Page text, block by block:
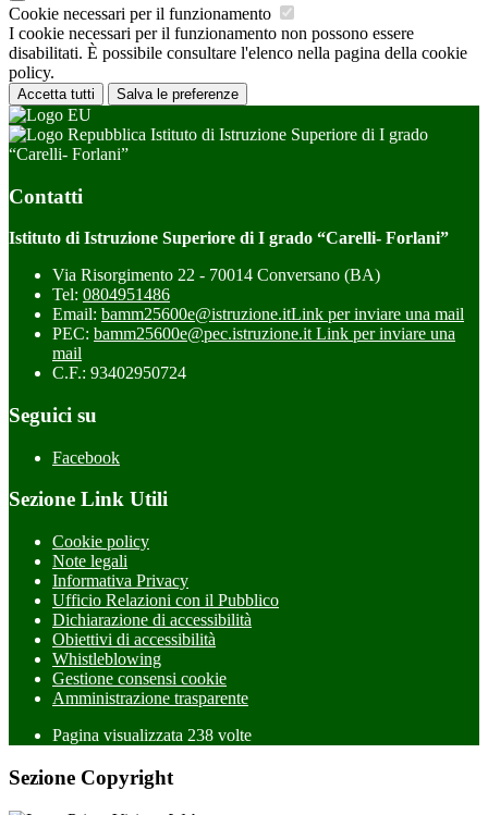
Cookie necessari per il funzionamento
I cookie necessari per il funzionamento non possono essere
disabilitati. È possibile consultare l'elenco nella pagina della cookie
policy.
Accetta tutti Salva le preferenze
Istituto di Istruzione Superiore di I grado
“Carelli- Forlani”
Contatti
Istituto di Istruzione Superiore di I grado “Carelli- Forlani”
Via Risorgimento 22 - 70014 Conversano (BA)
Tel: 0804951486
Email: bamm25600e@istruzione.itLink per inviare una mail
PEC: bamm25600e@pec.istruzione.it Link per inviare una
mail
C.F.: 93402950724
Seguici su
Facebook
Sezione Link Utili
Cookie policy
Note legali
Informativa Privacy
Ufficio Relazioni con il Pubblico
Dichiarazione di accessibilità
Obiettivi di accessibilità
Whistleblowing
Gestione consensi cookie
Amministrazione trasparente
Pagina visualizzata 238 volte
Sezione Copyright